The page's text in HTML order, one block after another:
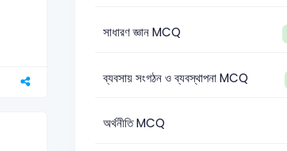
সাধারণ জ্ঞান MCQ
ব্যবসায় সংগঠন ও ব্যবস্থাপনা MCQ
অর্থনীতি MCQ